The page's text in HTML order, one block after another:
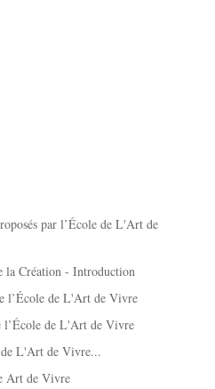
par l’École de L'Art de
la Création - Introduction
l’École de L'Art de Vivre
l’École de L'Art de Vivre
L'Art de Vivre...
Art de Vivre